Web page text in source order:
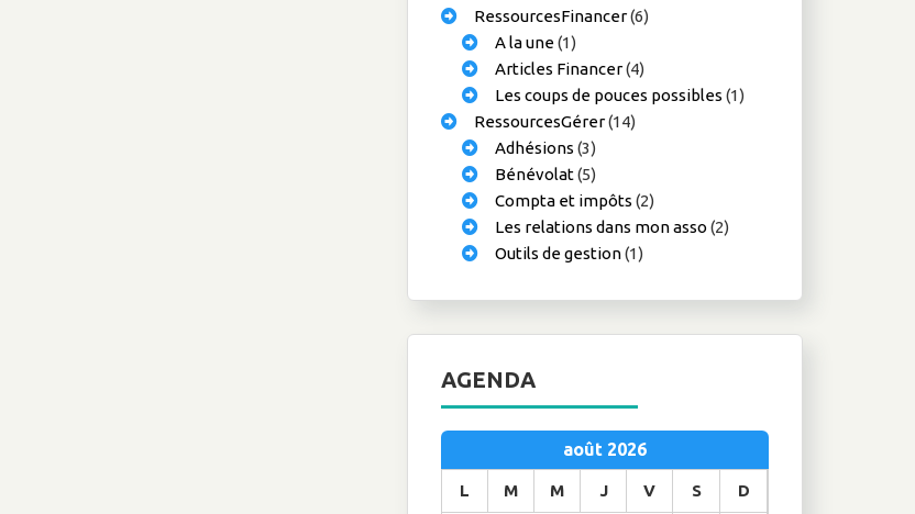
RessourcesFinancer(6)
A la une(1)
Articles Financer(4)
Les coups de pouces possibles (1)
RessourcesGérer(14)
Adhésions (3)
Bénévolat(5)
Compta et impôts (2)
Les relations dans mon asso (2)
Outils de gestion(1)
AGENDA
août 2026
L M M J V S D